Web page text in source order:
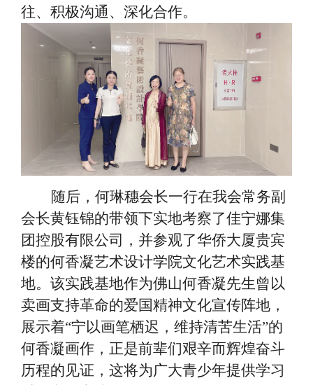
往、积极沟通、深化合作。
随后，何琳穗会长一行在我会常务副
会长黄钰锦的带领下实地考察了佳宁娜集
团控股有限公司，并参观了华侨大厦贵宾
楼的何香凝艺术设计学院文化艺术实践基
地。该实践基地作为佛山何香凝先生曾以
卖画支持革命的爱国精神文化宣传阵地，
展示着“宁以画笔栖迟，维持清苦生活”的
何香凝画作，正是前辈们艰辛而辉煌奋斗
历程的见证，这将为广大青少年提供学习